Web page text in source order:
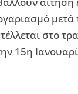
στο
15η